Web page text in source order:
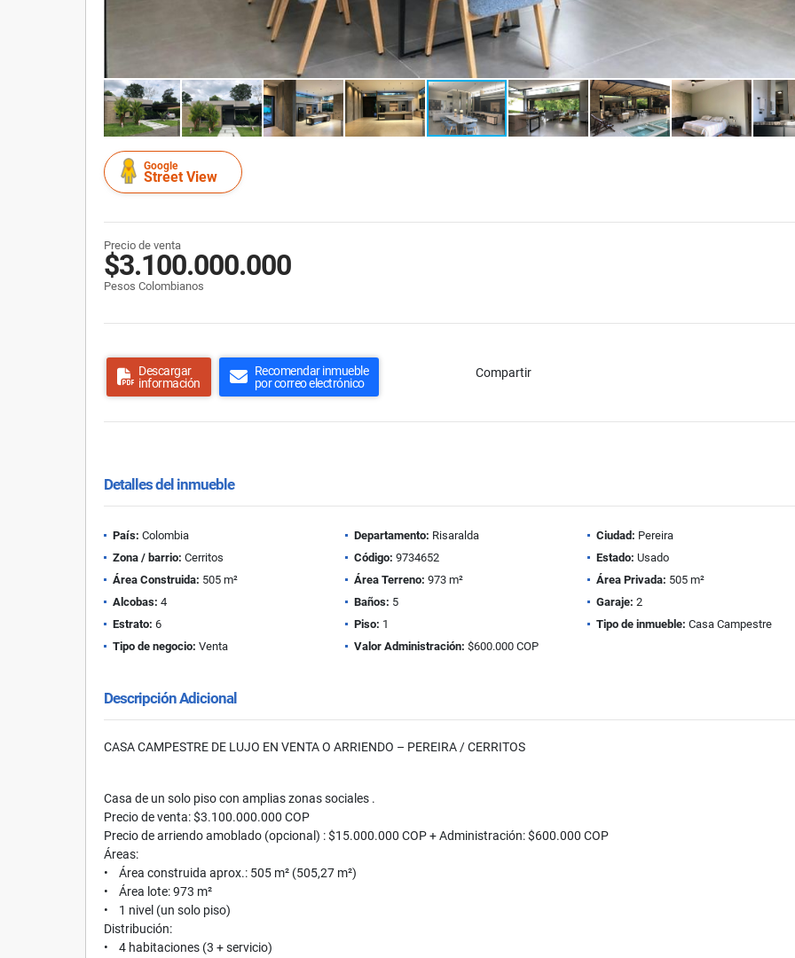
Google
Street View
Precio de venta
$3.100.000.000
Pesos Colombianos
Descargar
información
Recomendar inmueble
por correo electrónico
Compartir
Detalles del inmueble
País: Colombia Departamento: Risaralda Ciudad: Pereira
Zona / barrio: Cerritos Código: 9734652 Estado: Usado
Área Construida: 505 m² Área Terreno: 973 m² Área Privada: 505 m²
Alcobas: 4 Baños: 5 Garaje: 2
Estrato: 6 Piso: 1 Tipo de inmueble: Casa Campestre
Tipo de negocio: Venta Valor Administración: $600.000 COP
Descripción Adicional
CASA CAMPESTRE DE LUJO EN VENTA O ARRIENDO – PEREIRA / CERRITOS
Casa de un solo piso con amplias zonas sociales .
Precio de venta: $3.100.000.000 COP
Precio de arriendo amoblado (opcional) : $15.000.000 COP + Administración: $600.000 COP
Áreas:
• Área construida aprox.: 505 m² (505,27 m²)
• Área lote: 973 m²
• 1 nivel (un solo piso)
Distribución:
• 4 habitaciones (3 + servicio)